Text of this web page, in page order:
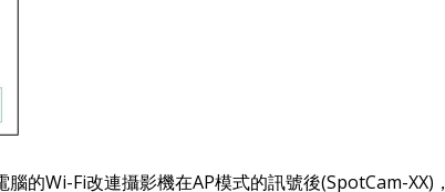
的Wi-Fi改連攝影機在AP模式的訊號後(SpotCam-XX)，